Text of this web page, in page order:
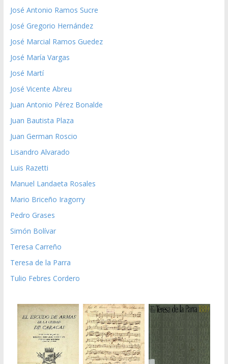
José Antonio Ramos Sucre
José Gregorio Hernández
José Marcial Ramos Guedez
José María Vargas
José Martí
José Vicente Abreu
Juan Antonio Pérez Bonalde
Juan Bautista Plaza
Juan German Roscio
Lisandro Alvarado
Luis Razetti
Manuel Landaeta Rosales
Mario Briceño Iragorry
Pedro Grases
Simón Bolívar
Teresa Carreño
Teresa de la Parra
Tulio Febres Cordero